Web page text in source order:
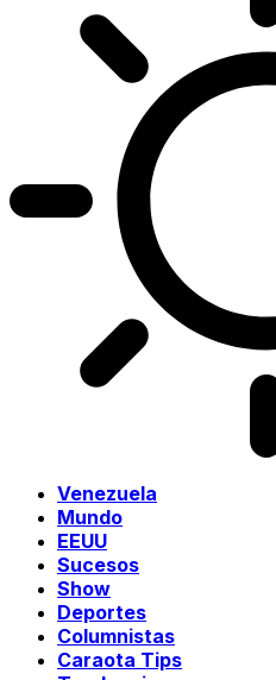
Venezuela
Mundo
EEUU
Sucesos
Show
Deportes
Columnistas
Caraota Tips